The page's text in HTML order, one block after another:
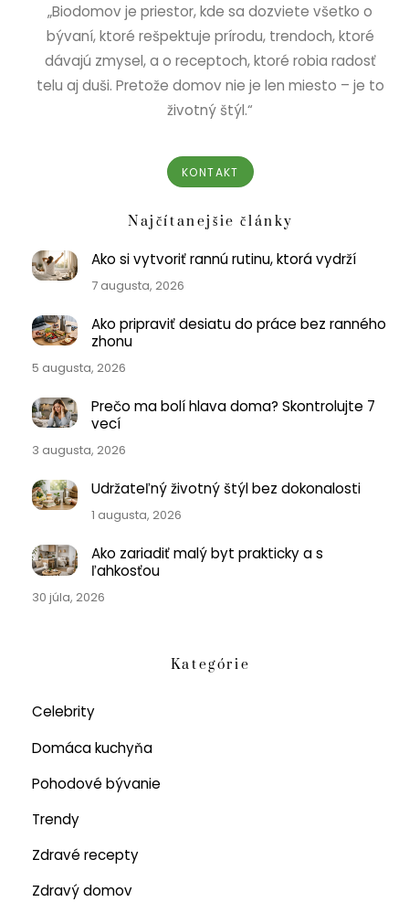
„Biodomov je priestor, kde sa dozviete všetko o
bývaní, ktoré rešpektuje prírodu, trendoch, ktoré
dávajú zmysel, a o receptoch, ktoré robia radosť
telu aj duši. Pretože domov nie je len miesto – je to
životný štýl.“
KONTAKT
Najčítanejšie články
Ako si vytvoriť rannú rutinu, ktorá vydrží
7 augusta, 2026
Ako pripraviť desiatu do práce bez ranného
zhonu
5 augusta, 2026
Prečo ma bolí hlava doma? Skontrolujte 7
vecí
3 augusta, 2026
Udržateľný životný štýl bez dokonalosti
1 augusta, 2026
Ako zariadiť malý byt prakticky a s
ľahkosťou
30 júla, 2026
Kategórie
Celebrity
Domáca kuchyňa
Pohodové bývanie
Trendy
Zdravé recepty
Zdravý domov